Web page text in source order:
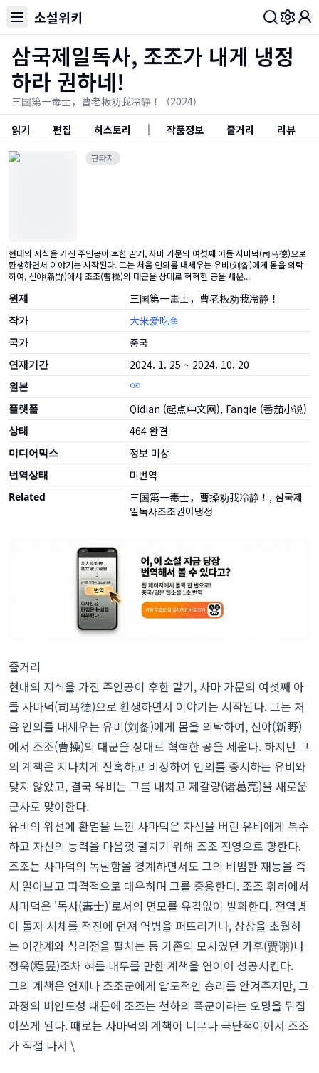
소설위키
삼국제일독사, 조조가 내게 냉정
하라 권하네!
三国第一毒士，曹老板劝我冷静！
(2024)
읽기
편집 히스토리 작품정보 줄거리 리뷰
판타지
현대의 지식을 가진 주인공이 후한 말기, 사마 가문의 여섯째 아들 사마덕(司马德)으로
환생하면서 이야기는 시작된다. 그는 처음 인의를 내세우는 유비(刘备)에게 몸을 의탁
하여, 신야(新野)에서 조조(曹操)의 대군을 상대로 혁혁한 공을 세운...
원제 三国第一毒士，曹老板劝我冷静！
작가 大米爱吃鱼
국가 중국
연재기간 2024. 1. 25 ~ 2024. 10. 20
원본
플랫폼
Qidian (起点中文网), Fanqie (番茄小说)
상태 464 완결
미디어믹스 정보 미상
번역상태 미번역
Related
三国第一毒士，曹操劝我冷静！, 삼국제
일독사조조권아냉정
줄거리
현대의 지식을 가진 주인공이 후한 말기, 사마 가문의 여섯째 아
들 사마덕(司马德)으로 환생하면서 이야기는 시작된다. 그는 처
음 인의를 내세우는 유비(刘备)에게 몸을 의탁하여, 신야(新野)
에서 조조(曹操)의 대군을 상대로 혁혁한 공을 세운다. 하지만 그
의 계책은 지나치게 잔혹하고 비정하여 인의를 중시하는 유비와
맞지 않았고, 결국 유비는 그를 내치고 제갈량(诸葛亮)을 새로운
군사로 맞이한다.
유비의 위선에 환멸을 느낀 사마덕은 자신을 버린 유비에게 복수
하고 자신의 능력을 마음껏 펼치기 위해 조조 진영으로 향한다.
조조는 사마덕의 독랄함을 경계하면서도 그의 비범한 재능을 즉
시 알아보고 파격적으로 대우하며 그를 중용한다. 조조 휘하에서
사마덕은 '독사(毒士)'로서의 면모를 유감없이 발휘한다. 전염병
이 돌자 시체를 적진에 던져 역병을 퍼뜨리거나, 상상을 초월하
는 이간계와 심리전을 펼치는 등 기존의 모사였던 가후(贾诩)나
정욱(程昱)조차 혀를 내두를 만한 계책을 연이어 성공시킨다.
그의 계책은 언제나 조조군에게 압도적인 승리를 안겨주지만, 그
과정의 비인도성 때문에 조조는 천하의 폭군이라는 오명을 뒤집
어쓰게 된다. 때로는 사마덕의 계책이 너무나 극단적이어서 조조
가 직접 나서 \